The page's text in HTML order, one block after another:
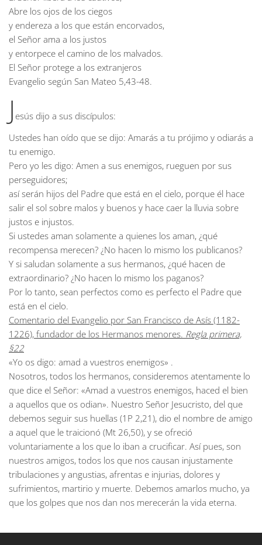
Abre los ojos de los ciegos
y endereza a los que están encorvados,
el Señor ama a los justos
y entorpece el camino de los malvados.
El Señor protege a los extranjeros
Evangelio según San Mateo 5,43-48.
J esús dijo a sus discípulos:
Ustedes han oído que se dijo: Amarás a tu prójimo y odiarás a
tu enemigo.
Pero yo les digo: Amen a sus enemigos, rueguen por sus
perseguidores;
así serán hijos del Padre que está en el cielo, porque él hace
salir el sol sobre malos y buenos y hace caer la lluvia sobre
justos e injustos.
Si ustedes aman solamente a quienes los aman, ¿qué
recompensa merecen? ¿No hacen lo mismo los publicanos?
Y si saludan solamente a sus hermanos, ¿qué hacen de
extraordinario? ¿No hacen lo mismo los paganos?
Por lo tanto, sean perfectos como es perfecto el Padre que
está en el cielo.
Comentario del Evangelio por San Francisco de Asís (1182-
1226), fundador de los Hermanos menores. Regla primera,
§22
«Yo os digo: amad a vuestros enemigos» .
Nosotros, todos los hermanos, consideremos atentamente lo
que dice el Señor: «Amad a vuestros enemigos, haced el bien
a aquellos que os odian». Nuestro Señor Jesucristo, del que
debemos seguir sus huellas (1P 2,21), dio el nombre de amigo
a aquel que le traicionó (Mt 26,50), y se ofreció
voluntariamente a los que lo iban a crucificar. Así pues, son
nuestros amigos, todos los que nos causan injustamente
tribulaciones y angustias, afrentas e injurias, dolores y
sufrimientos, martirio y muerte. Debemos amarlos mucho, ya
que los golpes que nos dan nos merecerán la vida eterna.